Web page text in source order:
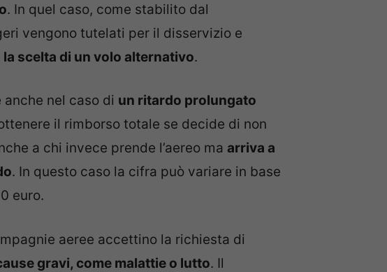
. In quel caso, come stabilito dal
vengono tutelati per il disservizio e
scelta di un volo alternativo.
nel caso di un ritardo prolungato
il rimborso totale se decide di non
a chi invece prende l’aereo ma arriva a
. In questo caso la cifra può variare in base
euro.
aeree accettino la richiesta di
gravi, come malattie o lutto. Il